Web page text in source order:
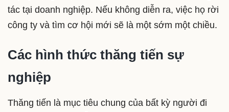
tác tại doanh nghiệp. Nếu không diễn ra, việc họ rời
công ty và tìm cơ hội mới sẽ là một sớm một chiều.
Các hình thức thăng tiến sự
nghiệp
Thăng tiến là mục tiêu chung của bất kỳ người đi